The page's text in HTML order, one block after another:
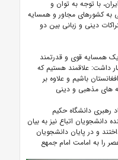
با توجه به توان و
به کشورهای مجاور و همسایه
دینی و زبانی بین دو
یک همسایه قوی و قدرتمند
داشت: علاقمند هستیم که
باشیم و علاوه بر
های مذهبی و دینی
رهبری دانشگاه حکیم
دانشجویان اتباع نیز به بیان
و در پایان دانشجویان
را به امامت امام جمهع